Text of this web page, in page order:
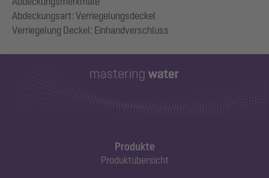
Abdeckungsart: Verriegelungsdeckel
Produkte
Produktübersicht